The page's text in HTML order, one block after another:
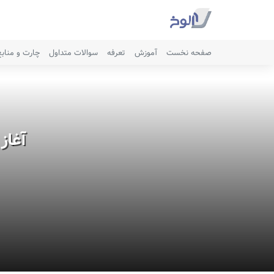
صفحه نخست آموزش تعرفه سوالات متداول چارت و